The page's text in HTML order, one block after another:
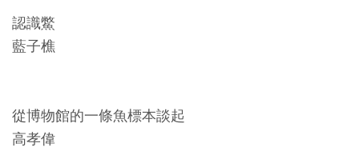
認識鱉
藍子樵
從博物館的一條魚標本談起
高孝偉